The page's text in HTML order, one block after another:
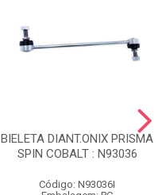
BIELETA DIANT.ONIX PRISMA
SPIN COBALT : N93036
Código: N93036I